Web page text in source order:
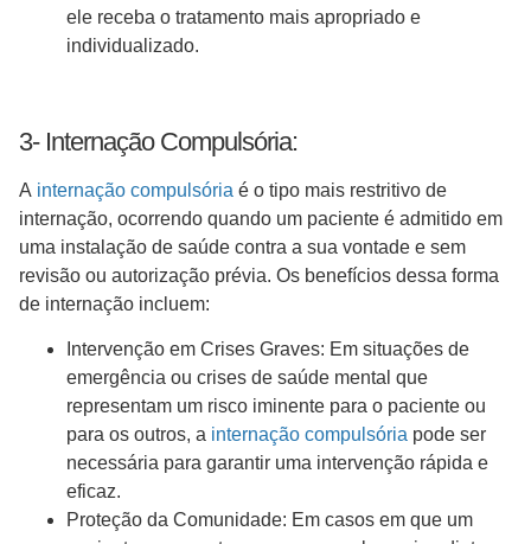
ele receba o tratamento mais apropriado e
individualizado.
3- Internação Compulsória:
A internação compulsória é o tipo mais restritivo de
internação, ocorrendo quando um paciente é admitido em
uma instalação de saúde contra a sua vontade e sem
revisão ou autorização prévia. Os benefícios dessa forma
de internação incluem:
Intervenção em Crises Graves: Em situações de
emergência ou crises de saúde mental que
representam um risco iminente para o paciente ou
para os outros, a internação compulsória pode ser
necessária para garantir uma intervenção rápida e
eficaz.
Proteção da Comunidade: Em casos em que um